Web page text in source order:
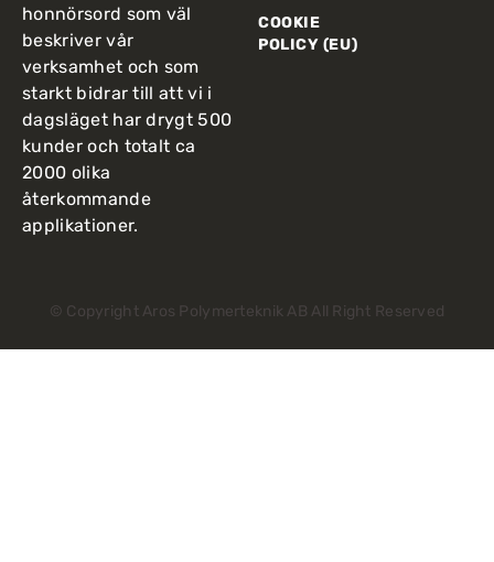
honnörsord som väl
beskriver vår
verksamhet och som
starkt bidrar till att vi i
dagsläget har drygt 500
kunder och totalt ca
2000 olika
återkommande
applikationer.
COOKIE
POLICY (EU)
© Copyright Aros Polymerteknik AB All Right Reserved